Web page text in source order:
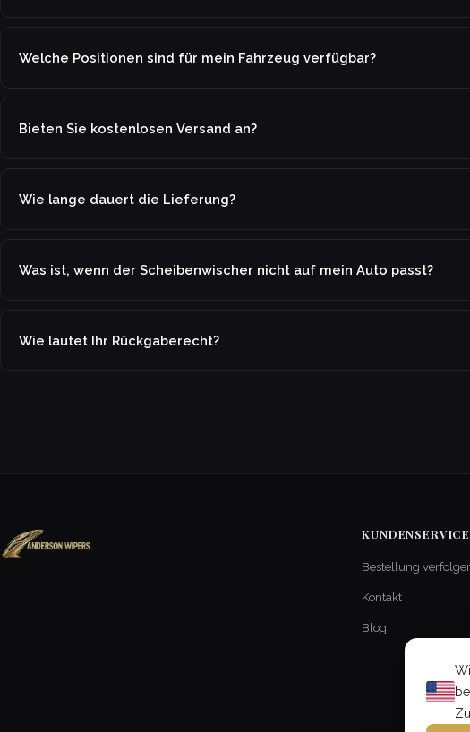
Welche Positionen sind für mein Fahrzeug verfügbar?
Bieten Sie kostenlosen Versand an?
Wie lange dauert die Lieferung?
Was ist, wenn der Scheibenwischer nicht auf mein Auto passt?
Wie lautet Ihr Rückgaberecht?
KUNDENSERVICE
Bestellung
Kontakt
Blog